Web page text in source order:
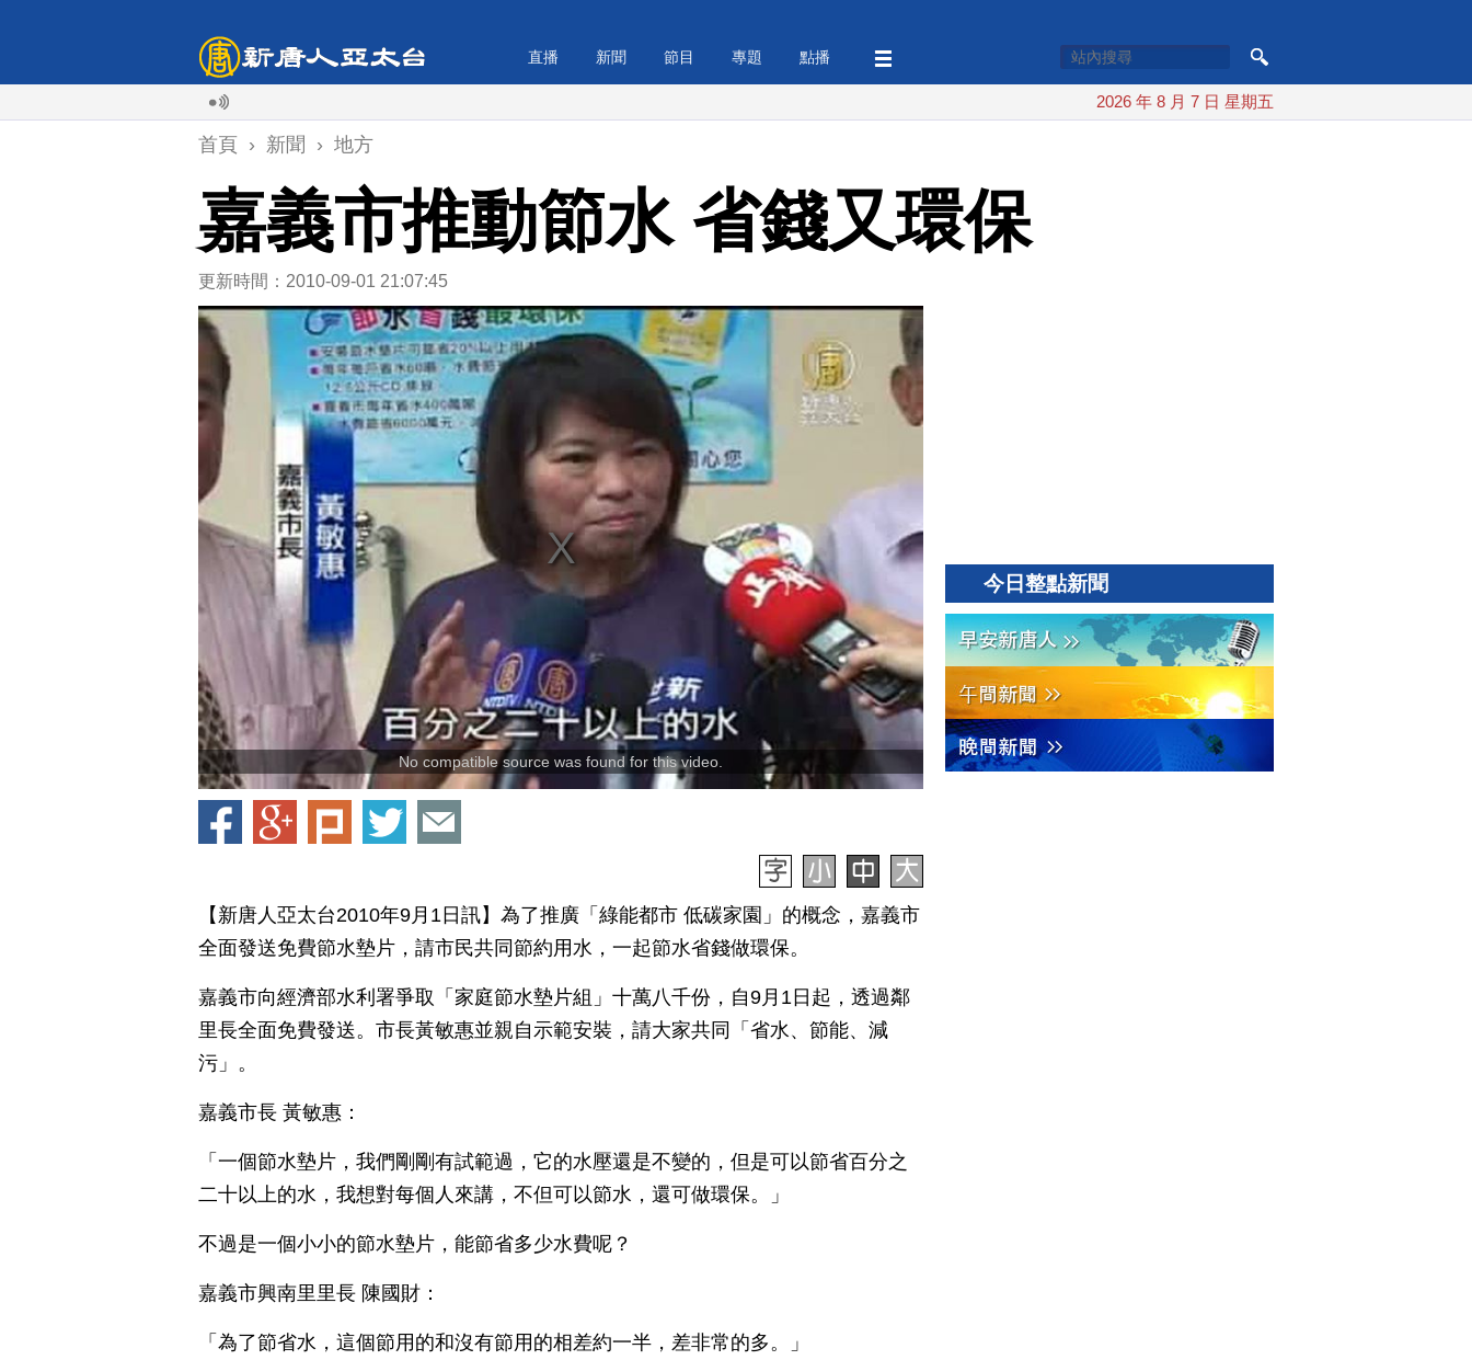
直播 新聞 節目 專題 點播
2026 年 8 月 7 日 星期五
首頁 › 新聞 › 地方
嘉義市推動節水 省錢又環保
更新時間：2010-09-01 21:07:45
No compatible source was found for this video.
【新唐人亞太台2010年9月1日訊】為了推廣「綠能都市 低碳家園」的概念，嘉義市
全面發送免費節水墊片，請市民共同節約用水，一起節水省錢做環保。
嘉義市向經濟部水利署爭取「家庭節水墊片組」十萬八千份，自9月1日起，透過鄰
里長全面免費發送。市長黃敏惠並親自示範安裝，請大家共同「省水、節能、減
污」。
嘉義市長 黃敏惠：
「一個節水墊片，我們剛剛有試範過，它的水壓還是不變的，但是可以節省百分之
二十以上的水，我想對每個人來講，不但可以節水，還可做環保。」
不過是一個小小的節水墊片，能節省多少水費呢？
嘉義市興南里里長 陳國財：
「為了節省水，這個節用的和沒有節用的相差約一半，差非常的多。」
今日整點新聞